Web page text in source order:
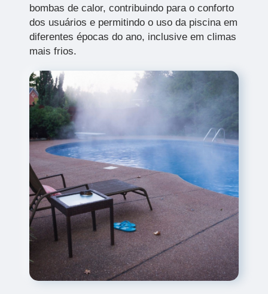
bombas de calor, contribuindo para o conforto
dos usuários e permitindo o uso da piscina em
diferentes épocas do ano, inclusive em climas
mais frios.